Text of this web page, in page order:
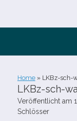
Home » LKBz-​sch-​
LKBz-​sch-​
Veröffentlicht am
Schlösser